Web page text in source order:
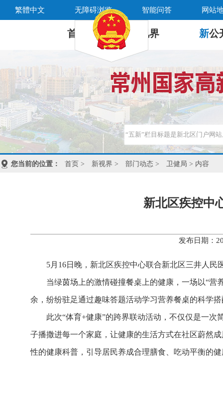
繁體中文 无障碍浏览 智能问答 网站
首 页 新 视界 新公
您当前的位置： 首页 > 新视界 > 部门动态 > 卫健局 > 内容
新北区疾控中
发布日期：
5月16日晚，新北区疾控中心联合新北区三井人
当绿茵场上的激情碰撞餐桌上的健康，一场以“营
余，纷纷驻足通过趣味答题活动学习营养餐桌的科学
此次“体育+健康”的跨界联动活动，不仅仅是一
子播撒进每一个家庭，让健康的生活方式在社区蔚然
性的健康科普，引导居民养成合理膳食、吃动平衡的